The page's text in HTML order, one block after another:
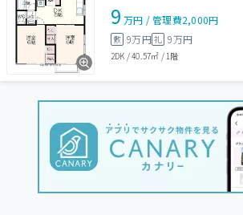
9 万円 /管理費2,000円
敷 9万円礼 9万円
2DK /40.57㎡ / 1階